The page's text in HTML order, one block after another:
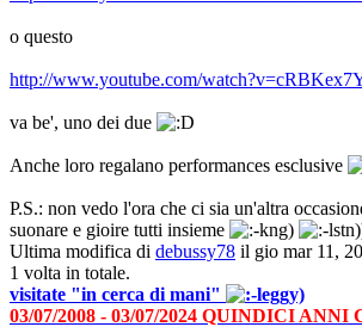
o questo
http://www.youtube.com/
va be', uno dei due
Anche loro regalano performances esclusive
P.S.: non vedo l'ora che ci sia un'altra
suonare e gioire tutti insieme
Ultima modifica di debussy78 il gio mar 11,
1 volta in totale.
visitate "in cerca di mani"
03/07/2008 - 03/07/2024 QUINDICI ANNI